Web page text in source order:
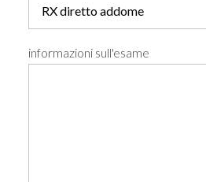
informazioni sull'esame